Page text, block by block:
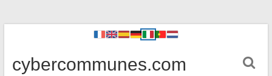
cybercommunes.com